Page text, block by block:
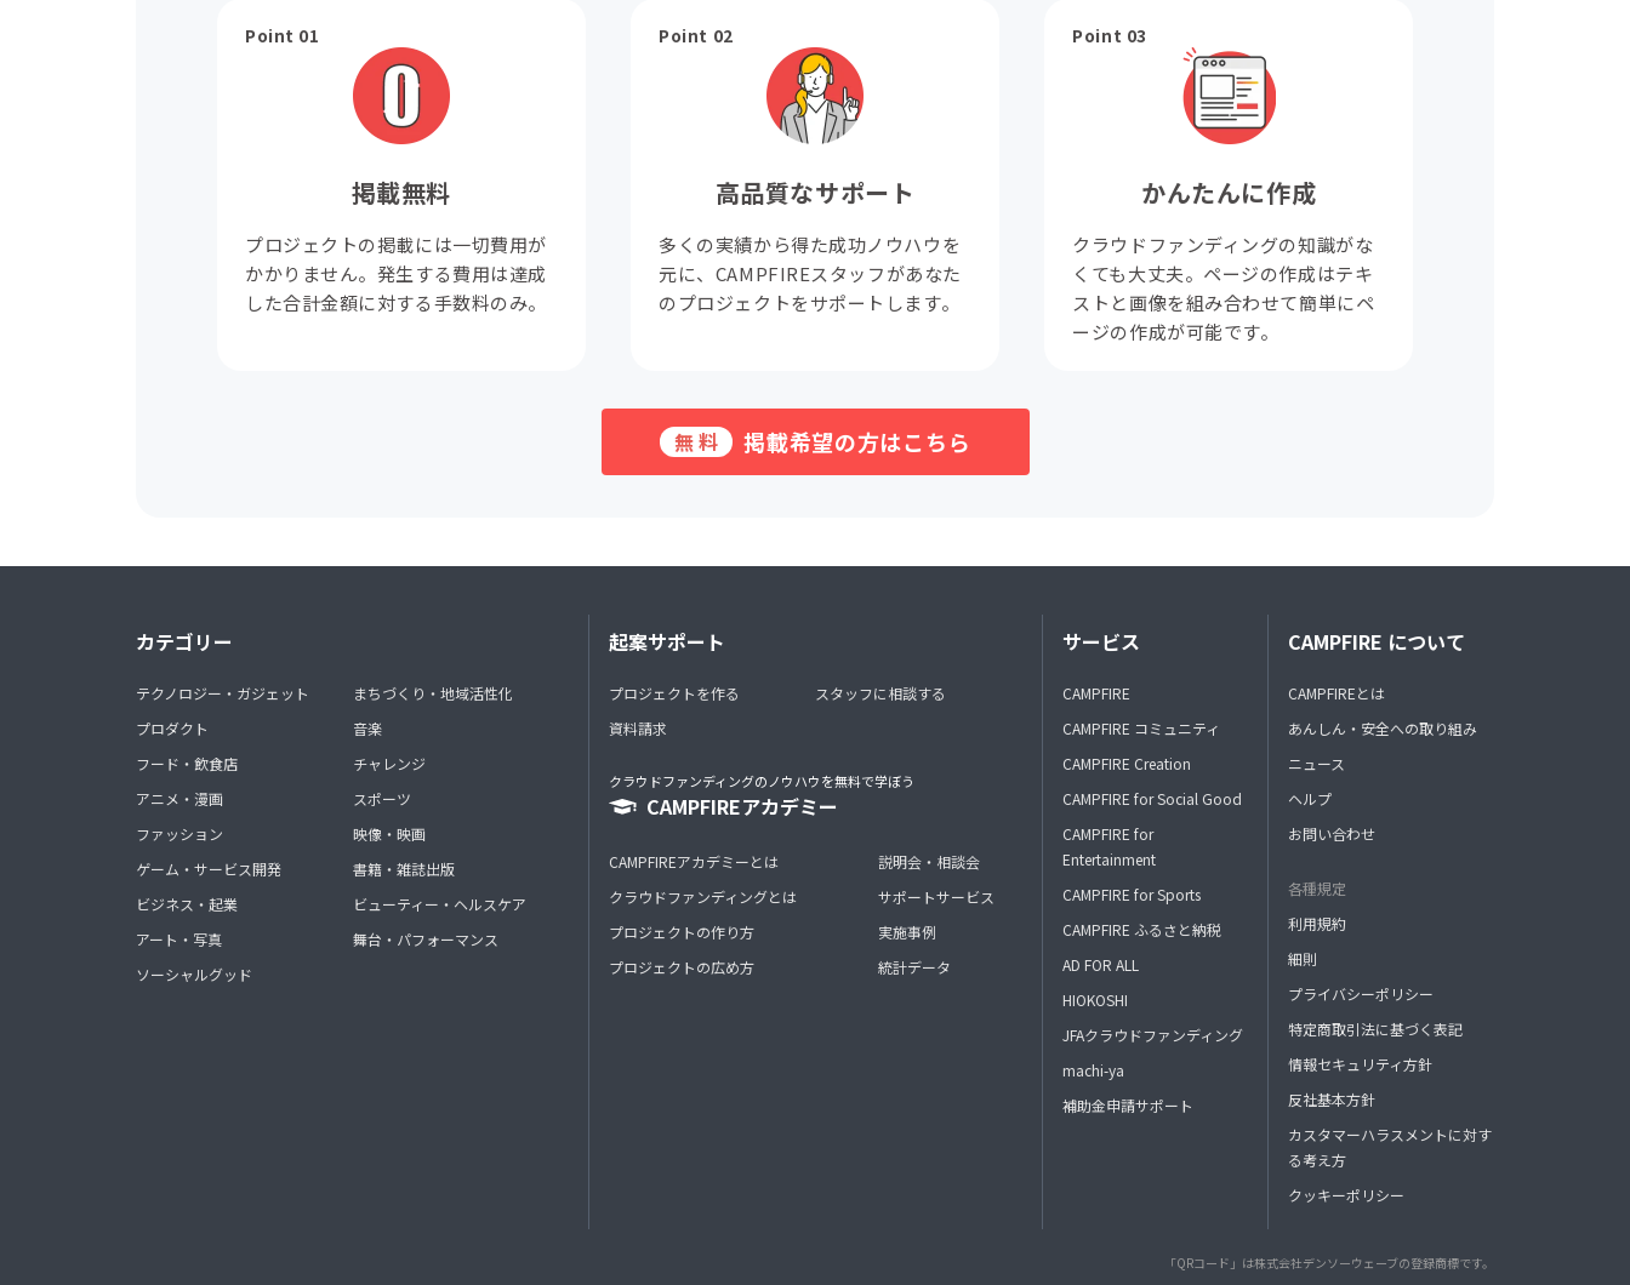
Point 01
掲載無料
プロジェクトの掲載には一切費用が
かかりません。発生する費用は達成
した合計金額に対する手数料のみ。
Point 02
高品質なサポート
多くの実績から得た成功ノウハウを
元に、CAMPFIREスタッフがあなた
のプロジェクトをサポートします。
Point 03
かんたんに作成
クラウドファンディングの知識がな
くても大丈夫。ページの作成はテキ
ストと画像を組み合わせて簡単にペ
ージの作成が可能です。
無料 掲載希望の方はこちら
カテゴリー
テクノロジー・ガジェット
プロダクト
フード・飲食店
アニメ・漫画
ファッション
ゲーム・サービス開発
ビジネス・起業
アート・写真
ソーシャルグッド
まちづくり・地域活性化
音楽
チャレンジ
スポーツ
映像・映画
書籍・雑誌出版
ビューティー・ヘルスケア
舞台・パフォーマンス
起案サポート
プロジェクトを作る
資料請求
スタッフに相談する
クラウドファンディングのノウハウを無料で学ぼう
CAMPFIREアカデミー
CAMPFIREアカデミーとは
クラウドファンディングとは
プロジェクトの作り方
プロジェクトの広め方
説明会・相談会
サポートサービス
実施事例
統計データ
サービス
CAMPFIRE
CAMPFIRE コミュニティ
CAMPFIRE Creation
CAMPFIRE for Social Good
CAMPFIRE for
Entertainment
CAMPFIRE for Sports
CAMPFIRE ふるさと納税
AD FOR ALL
HIOKOSHI
JFAクラウドファンディング
machi-ya
補助金申請サポート
CAMPFIRE について
CAMPFIREとは
あんしん・安全への取り組み
ニュース
ヘルプ
お問い合わせ
各種規定
利用規約
細則
プライバシーポリシー
特定商取引法に基づく表記
情報セキュリティ方針
反社基本方針
カスタマーハラスメントに対す
る考え方
クッキーポリシー
「QRコード」は株式会社デンソーウェーブの登録商標です。